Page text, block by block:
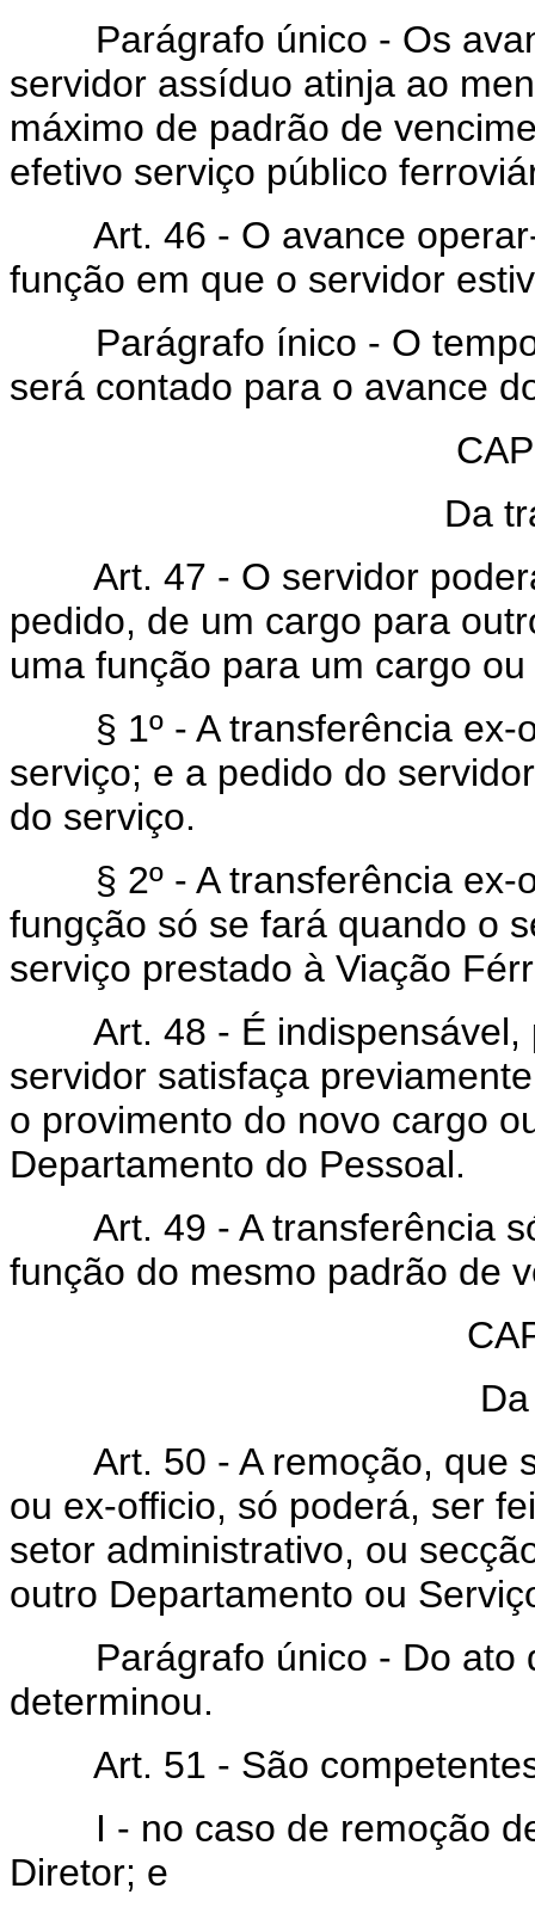
Parágrafo único - Os
servidor assíduo atinja ao
máximo de padrão de
efetivo serviço público
Art. 46 - O avance operar-
função em que o servidor
Parágrafo ínico - O tempo
será contado para o avance
Da
Art. 47 - O servidor
pedido, de um cargo para
uma função para um cargo
§ 1º - A transferência ex-
serviço; e a pedido do
do serviço.
§ 2º - A transferência ex-
fungção só se fará quando o
serviço prestado à Viação
Art. 48 - É indispensável,
servidor satisfaça
o provimento do novo cargo
Departamento do Pessoal.
Art. 49 - A transferência
função do mesmo padrão de
Art. 50 - A remoção, que
ou ex-officio, só poderá, ser
setor administrativo, ou
outro Departamento ou
Parágrafo único - Do ato
determinou.
Art. 51 - São competentes
I - no caso de remoção de
Diretor; e